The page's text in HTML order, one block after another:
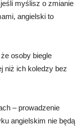
myślisz o zmianie
angielski to
osoby biegle
niż ich koledzy bez
– prowadzenie
angielskim nie będą